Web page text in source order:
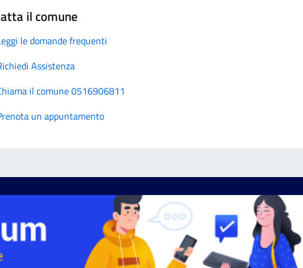
il comune
le domande frequenti
Assistenza
il comune 0516906811
un appuntamento